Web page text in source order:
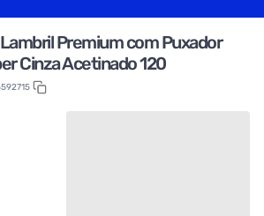
Premium com Puxador
Cinza Acetinado 120